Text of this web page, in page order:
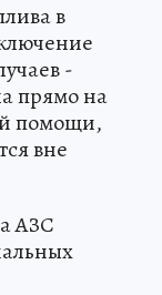
в
-
прямо на
помощи,
вне
АЗС